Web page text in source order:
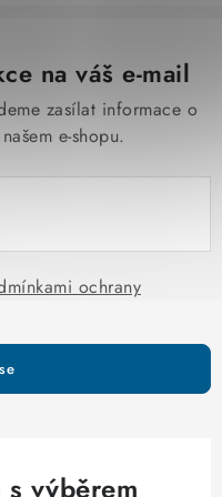
na váš e-mail
zasílat informace o
e-shopu.
ochrany
s výběrem